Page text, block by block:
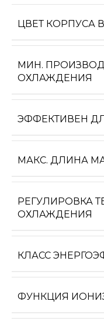
ЦВЕТ КОРПУСА
МИН.
ОХЛАЖДЕНИЯ
ЭФФЕКТИВЕН
МАКС. ДЛИНА
РЕГУЛИРОВКА
ОХЛАЖДЕНИЯ
КЛАСС
ФУНКЦИЯ